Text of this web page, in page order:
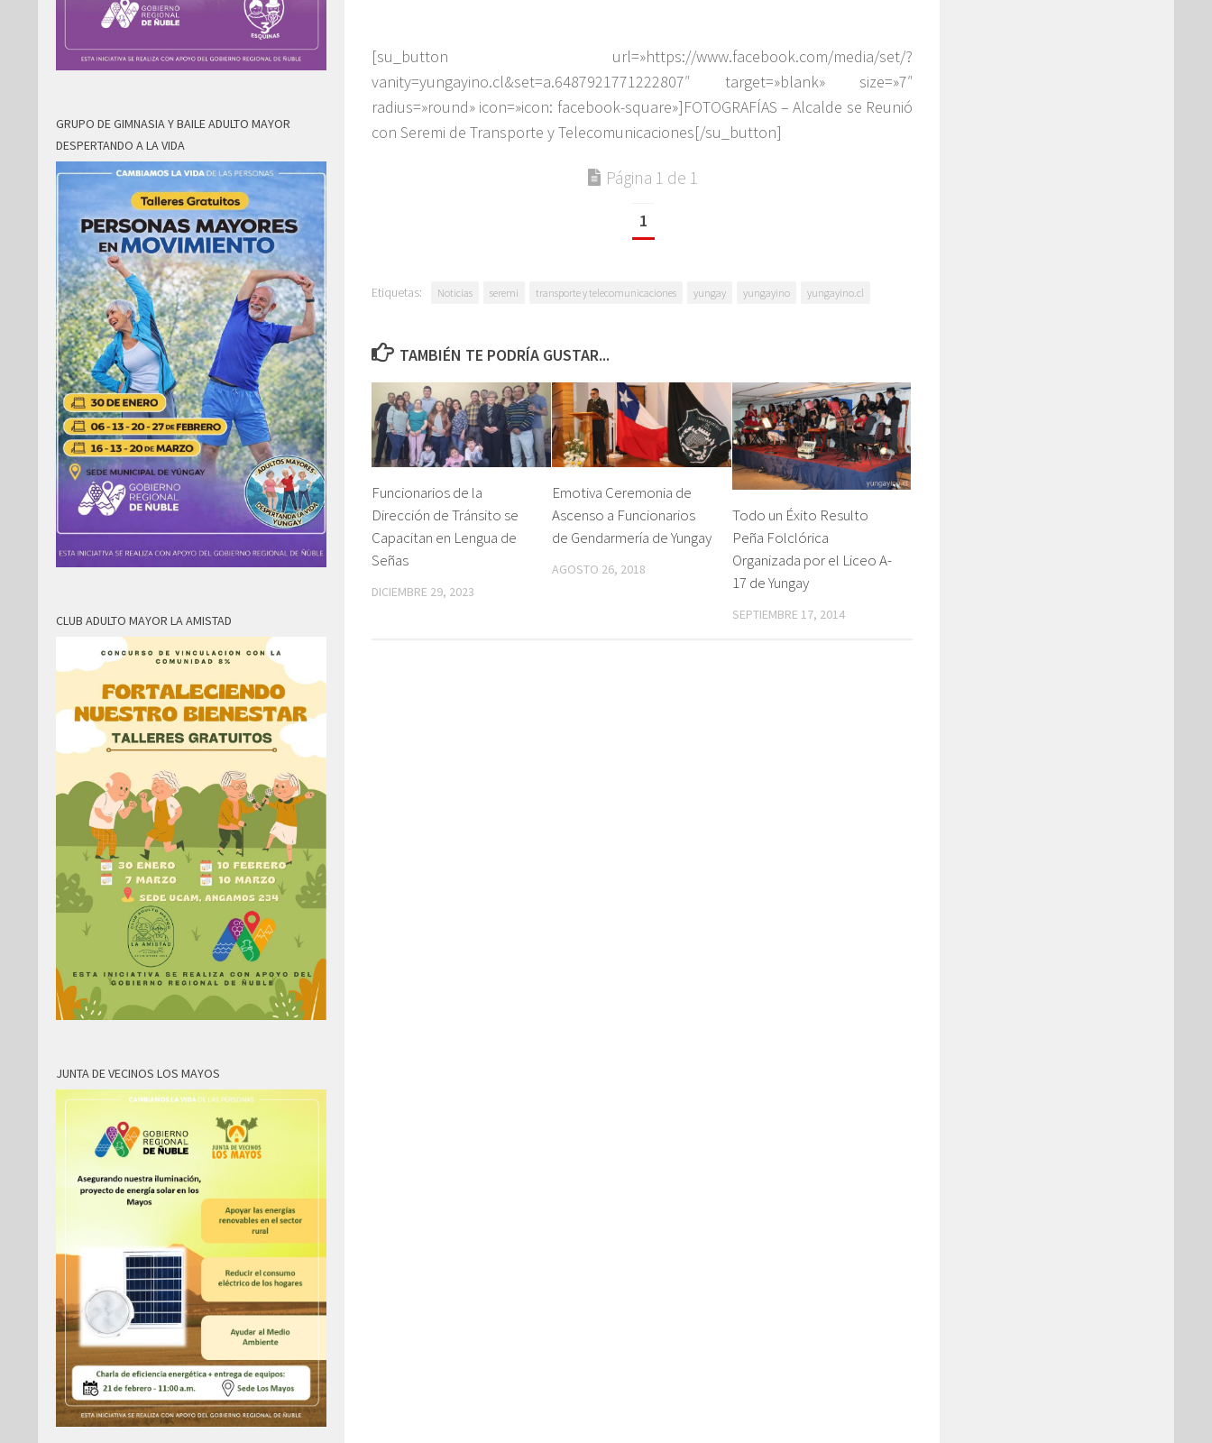
[su_button url=»https://www.facebook.com/media/set/?
vanity=yungayino.cl&set=a.6487921771222807″ target=»blank» size=»7″
radius=»round» icon=»icon: facebook-square»]FOTOGRAFÍAS – Alcalde se Reunió
con Seremi de Transporte y Telecomunicaciones[/su_button]
Página 1 de 1
1
Etiquetas: Noticias seremi transporte y telecomunicaciones yungay yungayino yungayino.cl
TAMBIÉN TE PODRÍA GUSTAR...
Funcionarios de la
Dirección de Tránsito se
Capacitan en Lengua de
Señas
DICIEMBRE 29, 2023
Emotiva Ceremonia de
Ascenso a Funcionarios
de Gendarmería de Yungay
AGOSTO 26, 2018
Todo un Éxito Resulto
Peña Folclórica
Organizada por el Liceo A-
17 de Yungay
SEPTIEMBRE 17, 2014
GRUPO DE GIMNASIA Y BAILE ADULTO MAYOR
DESPERTANDO A LA VIDA
CLUB ADULTO MAYOR LA AMISTAD
JUNTA DE VECINOS LOS MAYOS